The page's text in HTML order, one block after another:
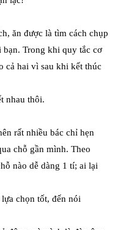
ăn được là tìm cách chụp
Trong khi quy tắc cơ
cả hai vì sau khi kết thúc
nhau thôi.
rất nhiều bác chỉ hẹn
chỗ gần mình. Theo
nào dễ dàng 1 tí; ai lại
chọn tốt, đến nói